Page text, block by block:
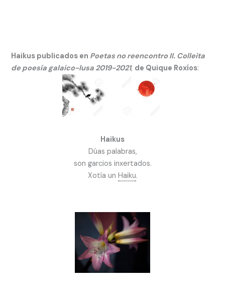
Haikus publicados en Poetas no reencontro II. Colleita
de poesía galaico-lusa 2019-2021, de Quique Roxíos:
Haikus
Dúas palabras,
son garcios inxertados.
Xotía un Haiku.